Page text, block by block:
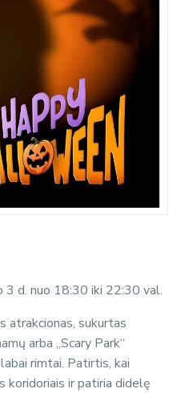
3 d. nuo 18:30 iki 22:30 val.
atrakcionas, sukurtas
arba „Scary Park“
rimtai. Patirtis, kai
koridoriais ir patiria didelę